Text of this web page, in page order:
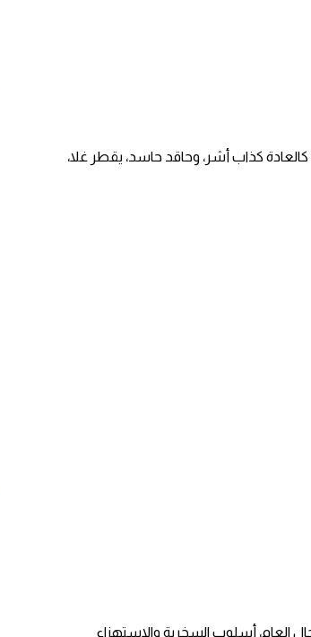
كذاب أشر، وحاقد حاسد، يقطر غلا،
العام، أسلوب السخرية والاستهزاء